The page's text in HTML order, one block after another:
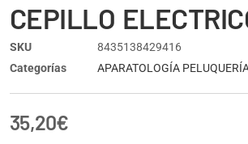
CEPILLO
SKU
8435138429416
Categorías
APARATOLOGÍA
35,20€